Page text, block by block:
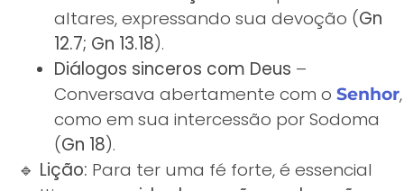
altares, expressando sua devoção (Gn
12.7; Gn 13.18).
Diálogos sinceros com Deus –
Conversava abertamente com o Senhor,
como em sua intercessão por Sodoma
(Gn 18).
🔹 Lição: Para ter uma fé forte, é essencial